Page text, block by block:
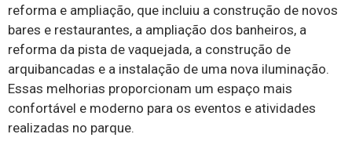
reforma e ampliação, que incluiu a construção de novos
bares e restaurantes, a ampliação dos banheiros, a
reforma da pista de vaquejada, a construção de
arquibancadas e a instalação de uma nova iluminação.
Essas melhorias proporcionam um espaço mais
confortável e moderno para os eventos e atividades
realizadas no parque.